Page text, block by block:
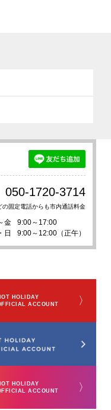
050-1720-3714
の固定電話からも市内通話料金
金
9:00～17:00
日
9:00～12:00（正午）
HOLIDAY
ACCOUNT
〉
HOLIDAY
ACCOUNT
〉